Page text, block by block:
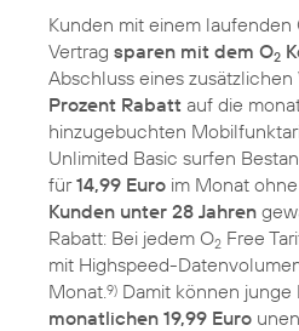
Kunden mit einem laufenden
Vertrag sparen mit dem O2
Abschluss eines
Prozent Rabatt auf die
hinzugebuchten
Unlimited Basic surfen
für14,99 Euro im Monat
Kunden unter 28 Jahren
Rabatt: Bei jedem O2 Free
mit Highspeed-
Monat. 9) Damit können junge
monatlichen 19,99 Euro